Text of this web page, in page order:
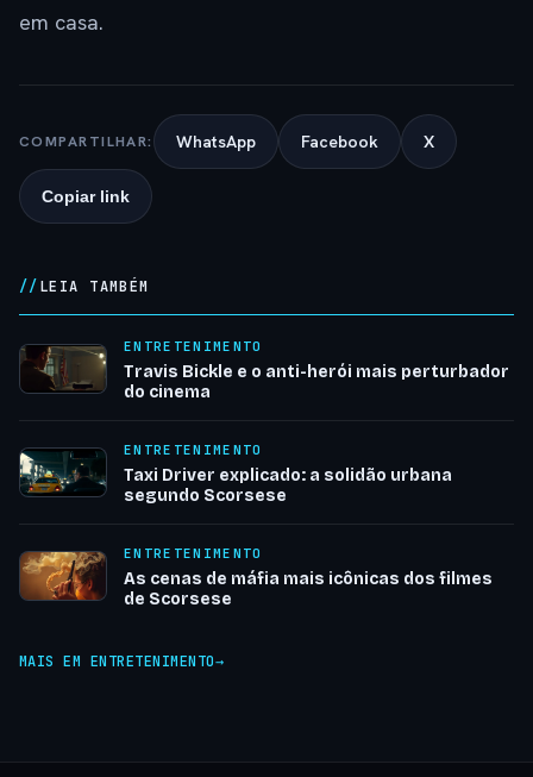
em casa.
COMPARTILHAR: WhatsApp Facebook X
Copiar link
LEIA TAMBÉM
ENTRETENIMENTO
Travis Bickle e o anti-herói mais perturbador
do cinema
ENTRETENIMENTO
Taxi Driver explicado: a solidão urbana
segundo Scorsese
ENTRETENIMENTO
As cenas de máfia mais icônicas dos filmes
de Scorsese
MAIS EM ENTRETENIMENTO